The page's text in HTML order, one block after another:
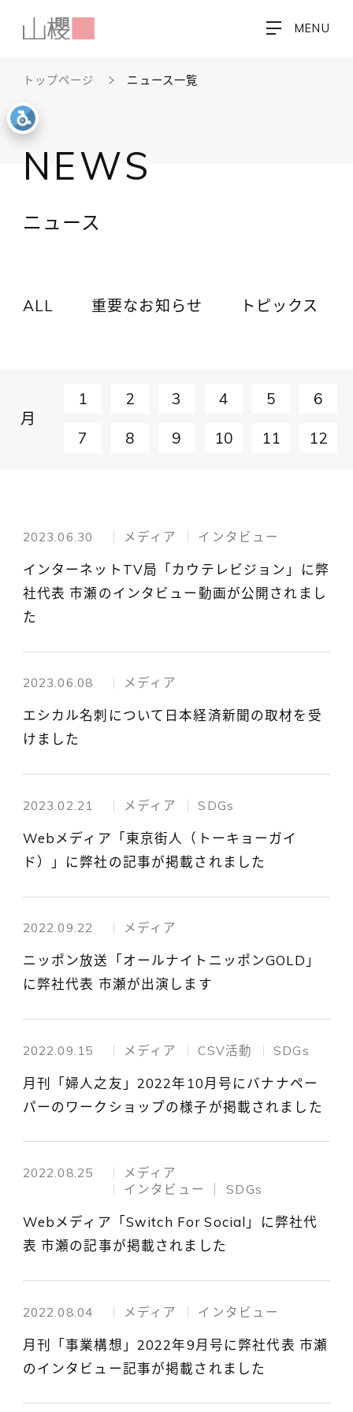
MENU
トップページ ニュース一覧
NEWS
ニュース
ALL 重要なお知らせ トピックス
月
1 2 3 4 5 6
7 8 9 10 11 12
2023.06.30 メディア インタビュー
インターネットTV局「カウテレビジョン」に弊
社代表 市瀬のインタビュー動画が公開されまし
た
2023.06.08 メディア
エシカル名刺について日本経済新聞の取材を受
けました
2023.02.21 メディア SDGs
Webメディア「東京街人（トーキョーガイ
ド）」に弊社の記事が掲載されました
2022.09.22 メディア
ニッポン放送「オールナイトニッポンGOLD」
に弊社代表 市瀬が出演します
2022.09.15 メディア CSV活動 SDGs
月刊「婦人之友」2022年10月号にバナナペー
パーのワークショップの様子が掲載されました
2022.08.25
メディア
インタビュー │ SDGs
Webメディア「Switch For Social」に弊社代
表 市瀬の記事が掲載されました
2022.08.04 メディア インタビュー
月刊「事業構想」2022年9月号に弊社代表 市瀬
のインタビュー記事が掲載されました